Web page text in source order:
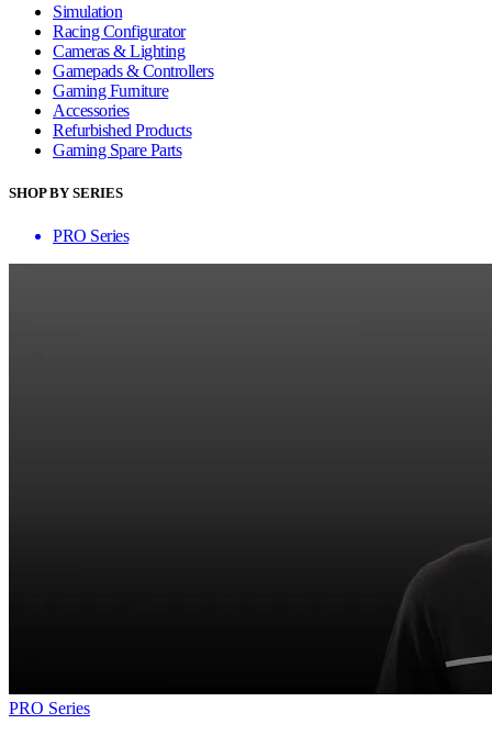
Simulation
Racing Configurator
Cameras & Lighting
Gamepads & Controllers
Gaming Furniture
Accessories
Refurbished Products
Gaming Spare Parts
SHOP BY SERIES
PRO Series
PRO Series